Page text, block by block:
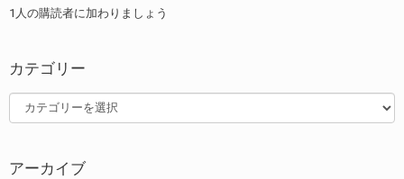
ス1人の購読者に加わりましょう
カテゴリー
テ
リ
アーカイブ